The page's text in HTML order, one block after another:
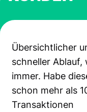
Übersichtlicher
schneller Ablauf,
immer. Habe
schon mehr als
Transaktionen